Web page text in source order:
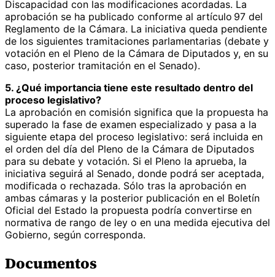
Discapacidad con las modificaciones acordadas. La
aprobación se ha publicado conforme al artículo 97 del
Reglamento de la Cámara. La iniciativa queda pendiente
de los siguientes tramitaciones parlamentarias (debate y
votación en el Pleno de la Cámara de Diputados y, en su
caso, posterior tramitación en el Senado).
5. ¿Qué importancia tiene este resultado dentro del
proceso legislativo?
La aprobación en comisión significa que la propuesta ha
superado la fase de examen especializado y pasa a la
siguiente etapa del proceso legislativo: será incluida en
el orden del día del Pleno de la Cámara de Diputados
para su debate y votación. Si el Pleno la aprueba, la
iniciativa seguirá al Senado, donde podrá ser aceptada,
modificada o rechazada. Sólo tras la aprobación en
ambas cámaras y la posterior publicación en el Boletín
Oficial del Estado la propuesta podría convertirse en
normativa de rango de ley o en una medida ejecutiva del
Gobierno, según corresponda.
Documentos